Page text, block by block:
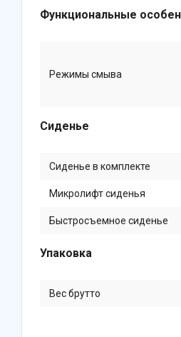
Функциональные
Режимы смыва
Сиденье
Сиденье в комплекте
Микролифт сиденья
Быстросъемное сиденье
Упаковка
Вес брутто